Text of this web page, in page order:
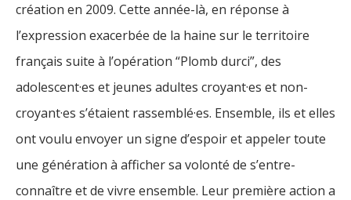
création en 2009. Cette année-là, en réponse à
l’expression exacerbée de la haine sur le territoire
français suite à l’opération “Plomb durci”, des
adolescent·es et jeunes adultes croyant·es et non-
croyant·es s’étaient rassemblé·es. Ensemble, ils et elles
ont voulu envoyer un signe d’espoir et appeler toute
une génération à afficher sa volonté de s’entre-
connaître et de vivre ensemble. Leur première action a